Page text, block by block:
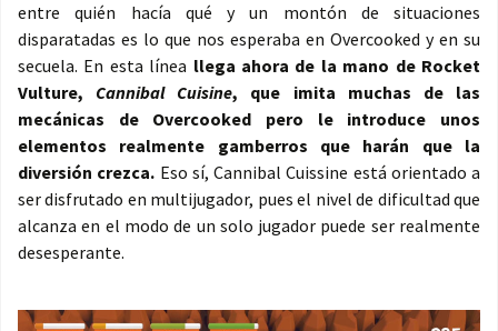
entre quién hacía qué y un montón de situaciones
disparatadas es lo que nos esperaba en Overcooked y en su
secuela. En esta línea llega ahora de la mano de Rocket
Vulture, Cannibal Cuisine, que imita muchas de las
mecánicas de Overcooked pero le introduce unos
elementos realmente gamberros que harán que la
diversión crezca. Eso sí, Cannibal Cuissine está orientado a
ser disfrutado en multijugador, pues el nivel de dificultad que
alcanza en el modo de un solo jugador puede ser realmente
desesperante.